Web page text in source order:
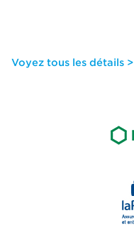
Voyez tous les détails >